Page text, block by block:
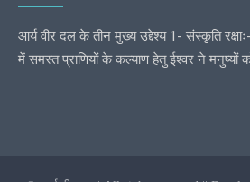
आर्य वीर दल के तीन मुख्य उद्देश्य 1- संस्कृति
में समस्त प्राणियों के कल्याण हेतु ईश्वर ने मनुष्यों